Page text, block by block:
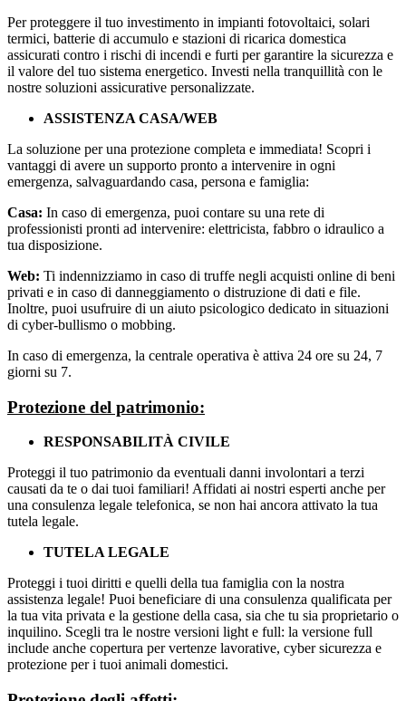
Per proteggere il tuo investimento in impianti fotovoltaici, solari
termici, batterie di accumulo e stazioni di ricarica domestica
assicurati contro i rischi di incendi e furti per garantire la sicurezza e
il valore del tuo sistema energetico. Investi nella tranquillità con le
nostre soluzioni assicurative personalizzate.
ASSISTENZA CASA/WEB
La soluzione per una protezione completa e immediata! Scopri i
vantaggi di avere un supporto pronto a intervenire in ogni
emergenza, salvaguardando casa, persona e famiglia:
Casa: In caso di emergenza, puoi contare su una rete di
professionisti pronti ad intervenire: elettricista, fabbro o idraulico a
tua disposizione.
Web: Ti indennizziamo in caso di truffe negli acquisti online di beni
privati e in caso di danneggiamento o distruzione di dati e file.
Inoltre, puoi usufruire di un aiuto psicologico dedicato in situazioni
di cyber-bullismo o mobbing.
In caso di emergenza, la centrale operativa è attiva 24 ore su 24, 7
giorni su 7.
Protezione del patrimonio:
RESPONSABILITÀ CIVILE
Proteggi il tuo patrimonio da eventuali danni involontari a terzi
causati da te o dai tuoi familiari! Affidati ai nostri esperti anche per
una consulenza legale telefonica, se non hai ancora attivato la tua
tutela legale.
TUTELA LEGALE
Proteggi i tuoi diritti e quelli della tua famiglia con la nostra
assistenza legale! Puoi beneficiare di una consulenza qualificata per
la tua vita privata e la gestione della casa, sia che tu sia proprietario o
inquilino. Scegli tra le nostre versioni light e full: la versione full
include anche copertura per vertenze lavorative, cyber sicurezza e
protezione per i tuoi animali domestici.